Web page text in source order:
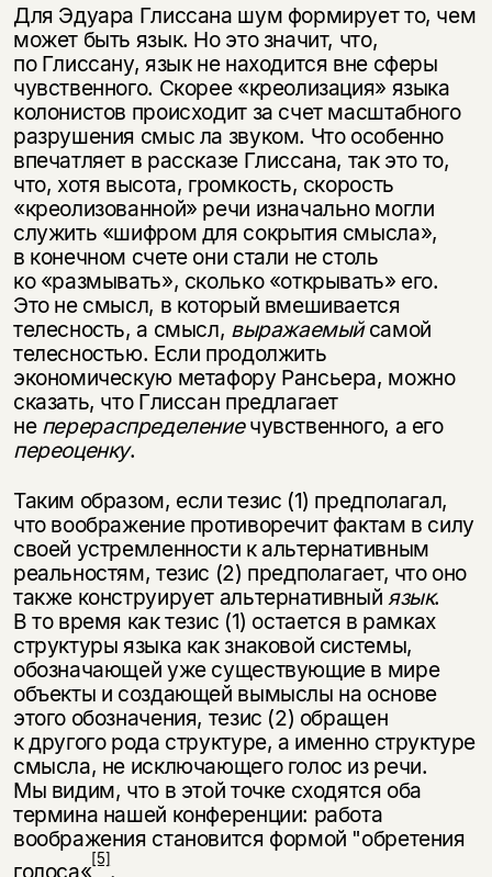
Для Эдуара Глиссана шум формирует то, чем
может быть язык. Но это значит, что,
по Глиссану, язык не находится вне сферы
чувственного. Скорее «креолизация» языка
колонистов происходит за счет масштабного
разрушения смыс ла звуком. Что особенно
впечатляет в рассказе Глиссана, так это то,
что, хотя высота, громкость, скорость
«креолизованной» речи изначально могли
служить «шифром для сокрытия смысла»,
в конечном счете они стали не столь
ко «размывать», сколько «открывать» его.
Это не смысл, в который вмешивается
телесность, а смысл, выражаемыйсамой
телесностью. Если продолжить
экономическую метафору Рансьера, можно
сказать, что Глиссан предлагает
не перераспределениечувственного, а его
переоценку.
Таким образом, если тезис (1) предполагал,
что воображение противоречит фактам в силу
своей устремленности к альтернативным
реальностям, тезис (2) предполагает, что оно
также конструирует альтернативный язык.
В то время как тезис (1) остается в рамках
структуры языка как знаковой системы,
обозначающей уже существующие в мире
объекты и создающей вымыслы на основе
этого обозначения, тезис (2) обращен
к другого рода структуре, а именно структуре
смысла, не исключающего голос из речи.
Мы видим, что в этой точке сходятся оба
термина нашей конференции: работа
воображения становится формой "обретения
голоса«[5].